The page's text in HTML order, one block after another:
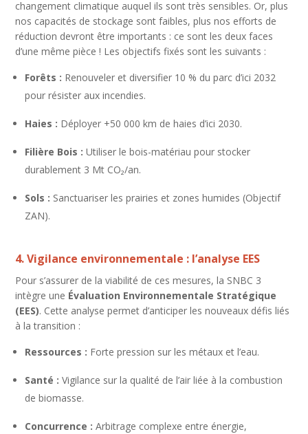
changement climatique auquel ils sont très sensibles. Or, plus
nos capacités de stockage sont faibles, plus nos efforts de
réduction devront être importants : ce sont les deux faces
d’une même pièce ! Les objectifs fixés sont les suivants :
Forêts : Renouveler et diversifier 10 % du parc d’ici 2032
pour résister aux incendies.
Haies : Déployer +50 000 km de haies d’ici 2030.
Filière Bois : Utiliser le bois-matériau pour stocker
durablement 3 Mt CO₂/an.
Sols : Sanctuariser les prairies et zones humides (Objectif
ZAN).
4. Vigilance environnementale : l’analyse EES
Pour s’assurer de la viabilité de ces mesures, la SNBC 3
intègre une Évaluation Environnementale Stratégique
(EES). Cette analyse permet d’anticiper les nouveaux défis liés
à la transition :
Ressources : Forte pression sur les métaux et l’eau.
Santé : Vigilance sur la qualité de l’air liée à la combustion
de biomasse.
Concurrence : Arbitrage complexe entre énergie,